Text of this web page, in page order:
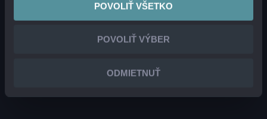
POVOLIŤ VŠETKO
POVOLIŤ VÝBER
ODMIETNUŤ